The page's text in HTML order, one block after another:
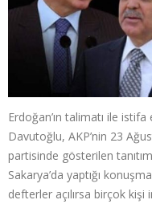
Erdoğan’ın talimatı ile
Davutoğlu, AKP’nin 23
partisinde gösterilen
Sakarya’da yaptığı
defterler açılırsa birçok kişi